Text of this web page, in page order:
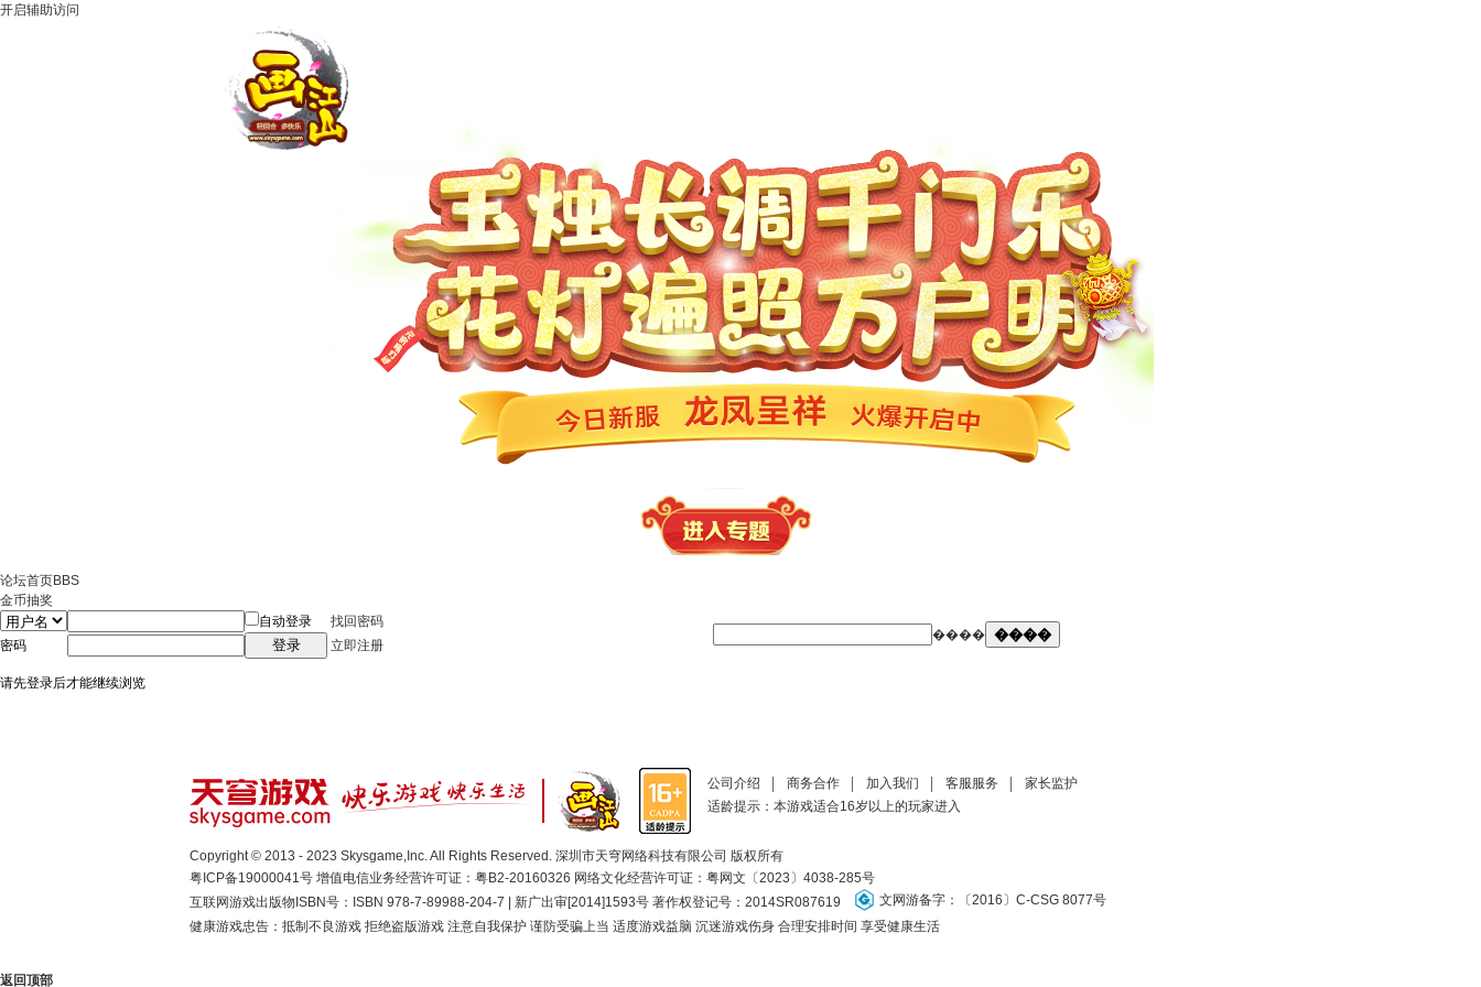
开启辅助访问
论坛首页BBS
金币抽奖
自动登录
找回密码
密码
登录 立即注册
���� ����
请先登录后才能继续浏览
公司介绍 商务合作 加入我们 客服服务
家长监护
适龄提示：本游戏适合16岁以上的玩家进入
Copyright © 2013 - 2023 Skysgame,Inc. All Rights Reserved. 深圳市天穹网络科技有限公司 版权所有
粤ICP备19000041号 增值电信业务经营许可证：粤B2-20160326 网络文化经营许可证： 粤网文〔2023〕4038-285号
互联网游戏出版物ISBN号：ISBN 978-7-89988-204-7 | 新广出审[2014]1593号 著作权登记号：2014SR087619
文网游备字：〔2016〕C-CSG 8077号
健康游戏忠告：抵制不良游戏 拒绝盗版游戏 注意自我保护 谨防受骗上当 适度游戏益脑 沉迷游戏伤身 合理安排时间 享受健康生活
返回顶部